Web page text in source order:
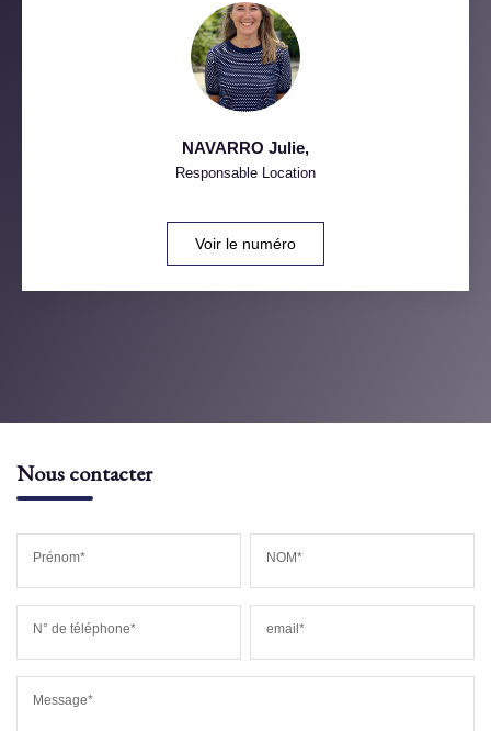
NAVARRO Julie,
Responsable Location
Voir le numéro
Nous contacter
Prénom* NOM*
N° de téléphone* email*
Message*